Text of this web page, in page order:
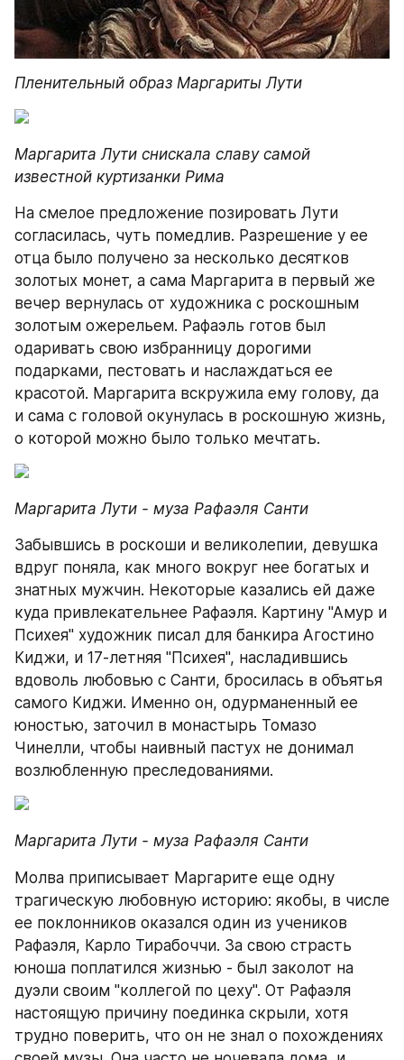
Пленительный образ Маргариты Лути
Маргарита Лути снискала славу самой
известной куртизанки Рима
На смелое предложение позировать Лути
согласилась, чуть помедлив. Разрешение у ее
отца было получено за несколько десятков
золотых монет, а сама Маргарита в первый же
вечер вернулась от художника с роскошным
золотым ожерельем. Рафаэль готов был
одаривать свою избранницу дорогими
подарками, пестовать и наслаждаться ее
красотой. Маргарита вскружила ему голову, да
и сама с головой окунулась в роскошную жизнь,
о которой можно было только мечтать.
Маргарита Лути - муза Рафаэля Санти
Забывшись в роскоши и великолепии, девушка
вдруг поняла, как много вокруг нее богатых и
знатных мужчин. Некоторые казались ей даже
куда привлекательнее Рафаэля. Картину "Амур и
Психея" художник писал для банкира Агостино
Киджи, и 17-летняя "Психея", насладившись
вдоволь любовью с Санти, бросилась в объятья
самого Киджи. Именно он, одурманенный ее
юностью, заточил в монастырь Томазо
Чинелли, чтобы наивный пастух не донимал
возлюбленную преследованиями.
Маргарита Лути - муза Рафаэля Санти
Молва приписывает Маргарите еще одну
трагическую любовную историю: якобы, в числе
ее поклонников оказался один из учеников
Рафаэля, Карло Тирабоччи. За свою страсть
юноша поплатился жизнью - был заколот на
дуэли своим "коллегой по цеху". От Рафаэля
настоящую причину поединка скрыли, хотя
трудно поверить, что он не знал о похождениях